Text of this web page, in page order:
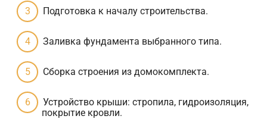
Подготовка к началу строительства.
Заливка фундамента выбранного типа.
Сборка строения из домокомплекта.
Устройство крыши: стропила, гидроизоляция,
покрытие кровли.